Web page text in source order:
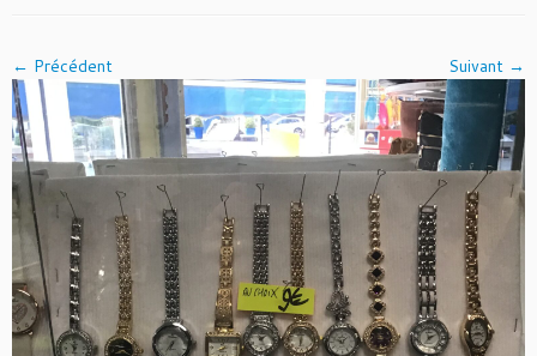
← Précédent Suivant →